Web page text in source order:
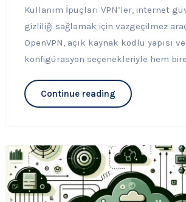
Kullanım İpuçları VPN’ler, internet
gizliliği sağlamak için vazgeçilmez
OpenVPN, açık kaynak kodlu yapısı
konfigürasyon seçenekleriyle hem
Continue reading